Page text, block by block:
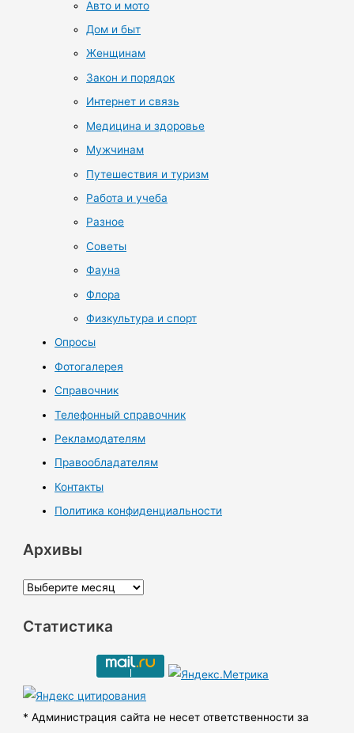
Авто и мото
Дом и быт
Женщинам
Закон и порядок
Интернет и связь
Медицина и здоровье
Мужчинам
Путешествия и туризм
Работа и учеба
Разное
Советы
Фауна
Флора
Физкультура и спорт
Опросы
Фотогалерея
Справочник
Телефонный справочник
Рекламодателям
Правообладателям
Контакты
Политика конфиденциальности
Архивы
А
х
ы
Статистика
* Администрация сайта не несет ответственности за